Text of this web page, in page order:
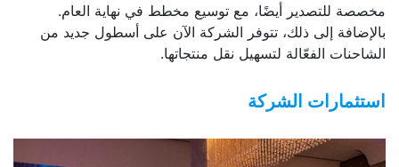
مخصصة للتصدير أيضًا، مع توسيع مخطط في نهاية العام.
بالإضافة إلى ذلك، تتوفر الشركة الآن على أسطول جديد من
الشاحنات الفعّالة لتسهيل نقل منتجاتها.
استثمارات الشركة